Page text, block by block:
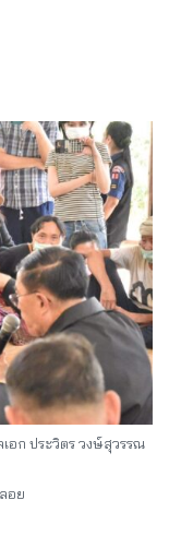
อก ประวิตร วงษ์สุวรรณ
อย